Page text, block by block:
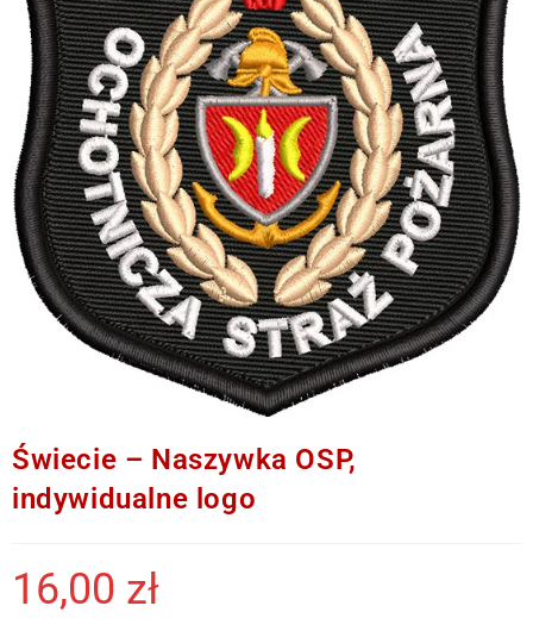
Świecie – Naszywka OSP,
indywidualne logo
16,00 zł